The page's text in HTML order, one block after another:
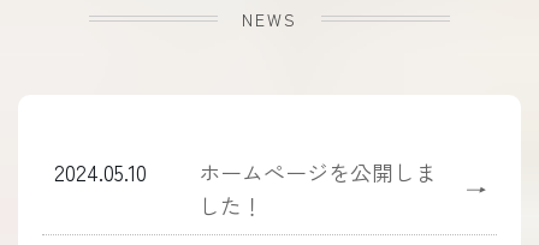
NEWS
2024.05.10
ホームぺージを公開しま
した！
→